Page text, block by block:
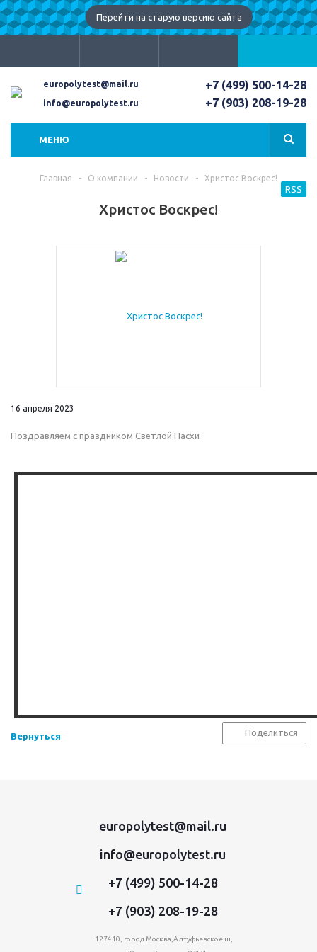
Перейти на старую версию сайта
europolytest@mail.ru
info@europolytest.ru
+7 (499) 500-14-28
+7 (903) 208-19-28
МЕНЮ
Главная - О компании - Новости - Христос Воскрес!
Христос Воскрес!
RSS
16 апреля 2023
Поздравляем с праздником Светлой Пасхи
Вернуться Поделиться
europolytest@mail.ru
info@europolytest.ru
+7 (499) 500-14-28
+7 (903) 208-19-28
127410, город Москва,Алтуфьевское ш,